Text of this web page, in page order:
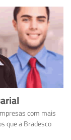
com mais
que a Bradesco